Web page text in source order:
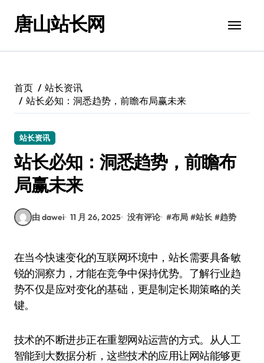
唐山站长网
首页
站长资讯
站长必知：洞悉趋势，前瞻布局赢未来
站长资讯
站长必知：洞悉趋势，前瞻布
局赢未来
由 dawei 11 月 26, 2025 没有评论 #布局 #站长 #趋势
在当今快速变化的互联网环境中，站长需要具备敏
锐的洞察力，才能在竞争中保持优势。了解行业趋
势不仅是应对变化的基础，更是制定长期策略的关
键。
技术的不断进步正在重塑网站运营的方式。从人工
智能到大数据分析，这些技术的应用让网站能够更